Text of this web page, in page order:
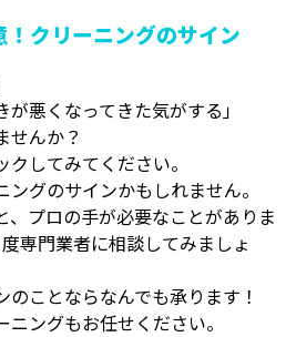
クリーニングのサイン
が悪くなってきた気がする」
せんか？
してみてください。
グのサインかもしれません。
、プロの手が必要なことがありま
専門業者に相談してみましょ
ことならなんでも承ります！
ングもお任せください。